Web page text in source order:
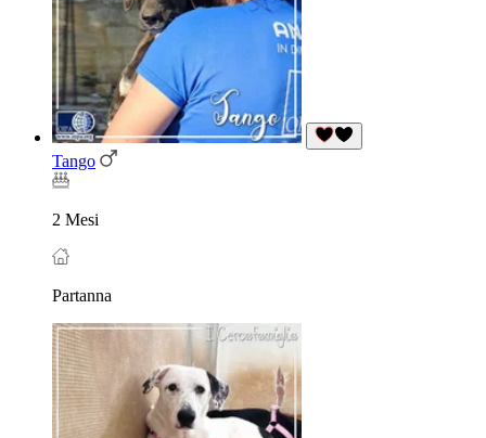
Tango
2 Mesi
Partanna